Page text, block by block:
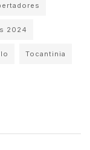
2024
Tocantinia